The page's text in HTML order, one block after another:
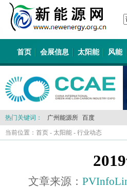
首页 会展信息 太阳能 风能
热门关键词： 广州能源所 百度
当前位置： 首页 - 太阳能 - 行业动态
文章来源：